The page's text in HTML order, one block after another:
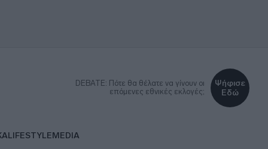
DEBATE: Πότε θα θέλατε να γίνουν οι
επόμενες εθνικές εκλογές;
Ψήφισε
Εδώ
LIFESTYLEMEDIA